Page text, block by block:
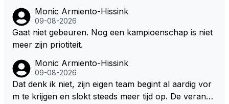
Monic Armiento-Hissink
09-08-2026
Gaat niet gebeuren. Nog een kampioenschap is niet
meer zijn priotiteit.
Monic Armiento-Hissink
09-08-2026
Dat denk ik niet, zijn eigen team begint al aardig vor
m te krijgen en slokt steeds meer tijd op. De verande